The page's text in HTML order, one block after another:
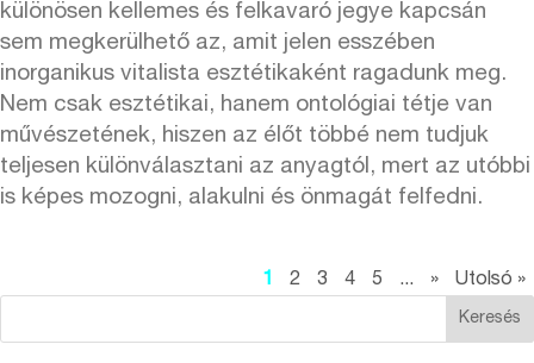
különösen kellemes és felkavaró jegye kapcsán
sem megkerülhető az, amit jelen esszében
inorganikus vitalista esztétikaként ragadunk meg.
Nem csak esztétikai, hanem ontológiai tétje van
művészetének, hiszen az élőt többé nem tudjuk
teljesen különválasztani az anyagtól, mert az utóbbi
is képes mozogni, alakulni és önmagát felfedni.
1 2 3 4 5 ... » Utolsó »
Keresés